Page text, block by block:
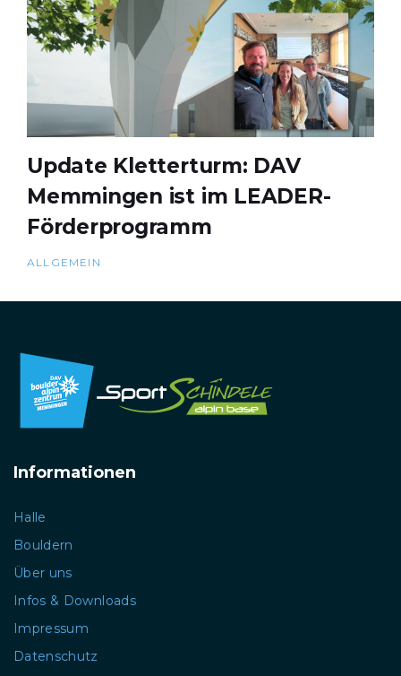
Update Kletterturm: DAV
Memmingen ist im LEADER-
Förderprogramm
ALLGEMEIN
Informationen
Halle
Bouldern
Über uns
Infos & Downloads
Impressum
Datenschutz